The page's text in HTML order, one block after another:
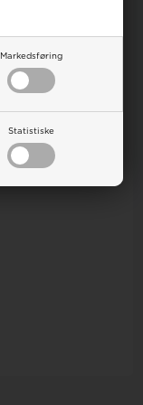
Markedsføring
Statistiske